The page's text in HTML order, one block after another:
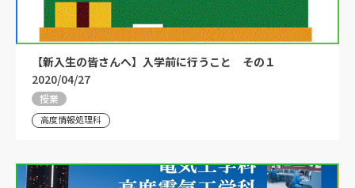
【新入生の皆さんへ】入学前に行うこと その１
2020/04/27
授業
高度情報処理科